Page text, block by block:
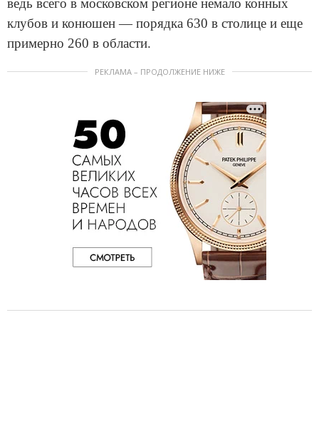
ведь всего в московском регионе немало конных
клубов и конюшен — порядка 630 в столице и еще
примерно 260 в области.
РЕКЛАМА – ПРОДОЛЖЕНИЕ НИЖЕ